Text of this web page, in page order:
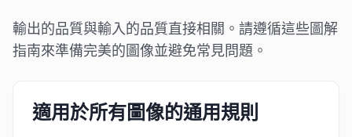
輸出的品質與輸入的品質直接相關。請遵循這些圖解
指南來準備完美的圖像並避免常見問題。
適用於所有圖像的通用規則